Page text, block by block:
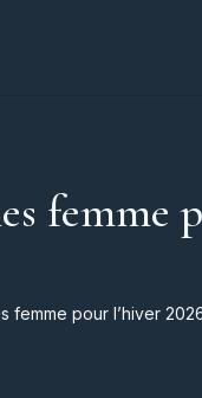
femme
femme pour l’hiver